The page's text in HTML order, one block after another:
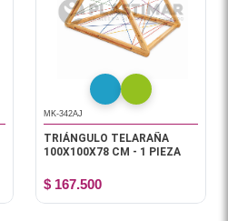
MK-342AJ
TRIÁNGULO TELARAÑA
100X100X78 CM - 1 PIEZA
$ 167.500